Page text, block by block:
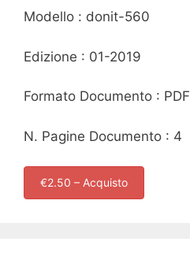
Modello : donit-560
Edizione : 01-2019
Formato Documento : PDF
N. Pagine Documento : 4
€2.50 – Acquisto